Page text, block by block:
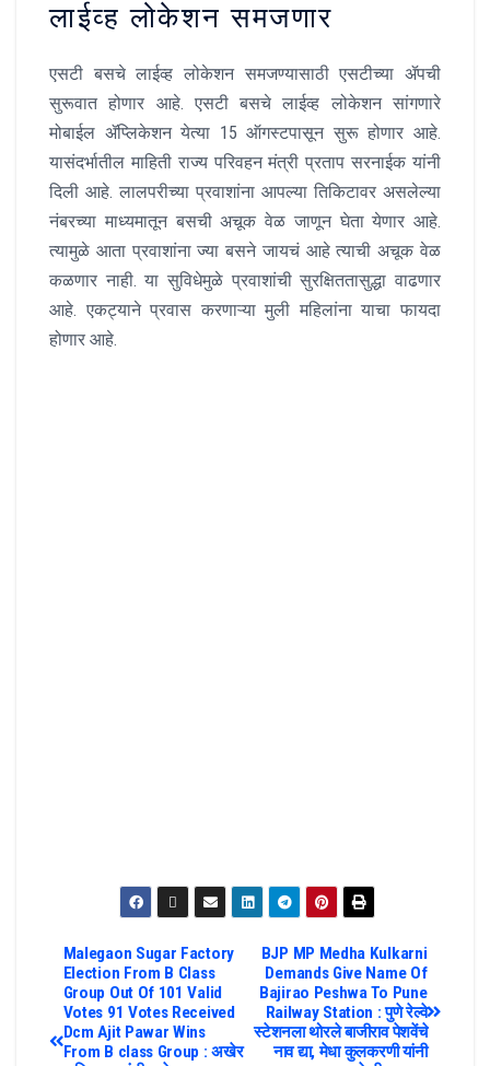
लाईव्ह लोकेशन समजणार
एसटी बसचे लाईव्ह लोकेशन समजण्यासाठी एसटीच्या ॲपची
सुरूवात होणार आहे. एसटी बसचे लाईव्ह लोकेशन सांगणारे
मोबाईल ॲप्लिकेशन येत्या 15 ऑगस्टपासून सुरू होणार आहे.
यासंदर्भातील माहिती राज्य परिवहन मंत्री प्रताप सरनाईक यांनी
दिली आहे. लालपरीच्या प्रवाशांना आपल्या तिकिटावर असलेल्या
नंबरच्या माध्यमातून बसची अचूक वेळ जाणून घेता येणार आहे.
त्यामुळे आता प्रवाशांना ज्या बसने जायचं आहे त्याची अचूक वेळ
कळणार नाही. या सुविधेमुळे प्रवाशांची सुरक्षिततासुद्धा वाढणार
आहे. एकट्याने प्रवास करणाऱ्या मुली महिलांना याचा फायदा
होणार आहे.
BJP MP Medha Kulkarni
Demands Give Name Of
Bajirao Peshwa To Pune
Railway Station : पुणे रेल्वे
स्टेशनला थोरले बाजीराव पेशवेंचे
नाव द्या, मेधा कुलकरणी यांनी
Malegaon Sugar Factory
Election From B Class
Group Out Of 101 Valid
Votes 91 Votes Received
Dcm Ajit Pawar Wins
From B class Group : अखेर